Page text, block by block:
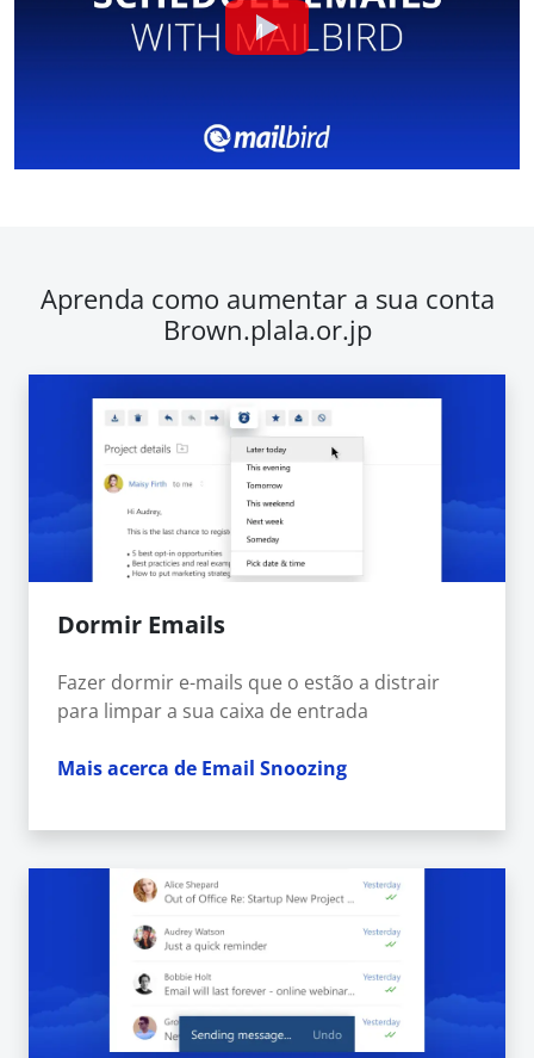
Aprenda como aumentar a sua conta
Brown.plala.or.jp
Dormir Emails
Fazer dormir e-mails que o estão a distrair
para limpar a sua caixa de entrada
Mais acerca de Email Snoozing